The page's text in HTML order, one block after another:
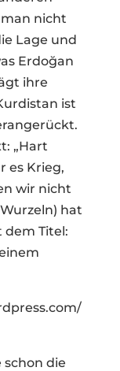
nicht
Lage und
Erdoğan
ihre
ist
„Hart
es Krieg,
wir nicht
hat
dem Titel:
schon die